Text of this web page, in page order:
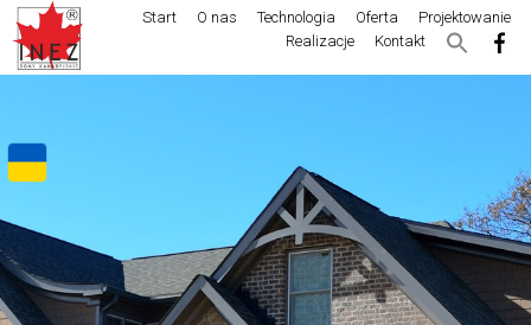
Start O nas Technologia Oferta
Projektowanie
Realizacje
Kontakt